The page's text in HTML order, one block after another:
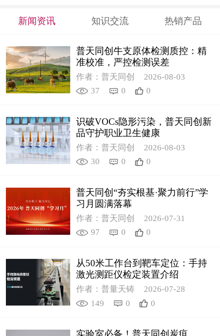
新闻资讯 知识交流 热销产品
普天同创牛支原体检测质控：精
准校准，严控检测误差
作者：普天同创
2026-08-03
37
0 0
识破VOCs隐形污染，普天同创新
品守护职业卫生健康
作者：普天同创
2026-08-03
30
0 0
普天同创“夯实根基·聚力前行”学
习月圆满落幕
作者：普天同创
2026-07-31
97
0 0
从50米工作台到靶车定位：手持
激光测距仪检定装置介绍
作者：普量天铸
2026-07-28
149
0 0